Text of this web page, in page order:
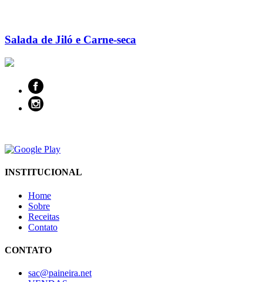
Salada de Jiló e Carne-seca
INSTITUCIONAL
Home
Sobre
Receitas
Contato
CONTATO
sac@paineira.net